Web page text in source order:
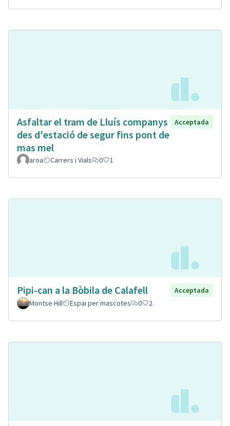
Asfaltar el tram de Lluís companys
des d'estació de segur fins pont de
mas mel
Acceptada
aroa Carrers i Vials 0 1
Pipi-can a la Bòbila de Calafell
Acceptada
Montse Hill
Espai per mascotes 0 2